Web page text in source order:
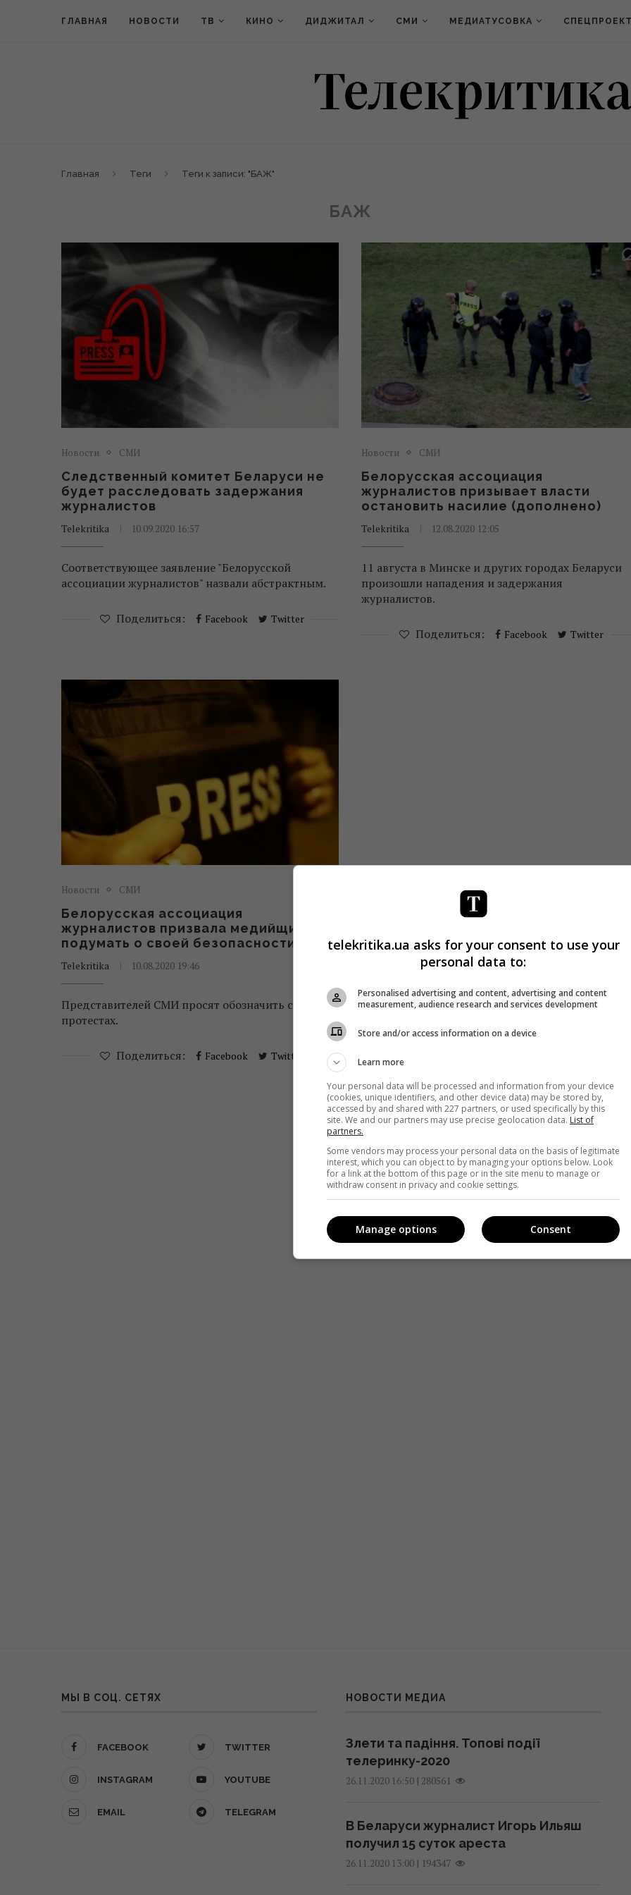
ГЛАВНАЯ НОВОСТИ ТВ КИНО ДИДЖИТАЛ СМИ МЕДИАТУСОВКА
Главная Теги Теги к записи: "БАЖ"
БАЖ
Новости СМИ
Следственный комитет Беларуси не
будет расследовать задержания
журналистов
Telekritika 10.09.2020 16:57
Соответствующее заявление "Белорусской
ассоциации журналистов" назвали абстрактным.
Поделиться: Facebook Twitter
Новости СМИ
Белорусская ассоциация
журналистов призывает власти
остановить насилие (дополнено)
Telekritika 12.08.2020 12:05
11 августа в Минске и других городах Беларуси
произошли нападения и задержания
журналистов.
Поделиться: Facebook Twitter
Новости СМИ
Белорусская ассоциация
журналистов призвала медийщиков
подумать о своей безопасности
Telekritika 10.08.2020 19:46
Представителей СМИ просят обозначить себя на
протестах.
Поделиться: Facebook Twitter
МЫ В СОЦ. СЕТЯХ
FACEBOOK TWITTER
INSTAGRAM YOUTUBE
EMAIL TELEGRAM
НОВОСТИ МЕДИА
Злети та падіння. Топові події
телеринку-2020
26.11.2020 16:50| 280561
В Беларуси журналист Игорь Ильяш
получил 15 суток ареста
26.11.2020 13:00| 194347
telekritika.ua asks for your consent to use your
personal data to:
Personalised advertising and content, advertising and content
measurement, audience research and services development
Store and/or access information on a device
Learn more
Your personal data will be processed and information from your device
(cookies, unique identifiers, and other device data) may be stored by,
accessed by and shared with 227 partners, or used specifically by this
site. We and our partners may use precise geolocation data. List of
partners.
Some vendors may process your personal data on the basis of legitimate
interest, which you can object to by managing your options below. Look
for a link at the bottom of this page or in the site menu to manage or
withdraw consent in privacy and cookie settings.
Consent
Manage options